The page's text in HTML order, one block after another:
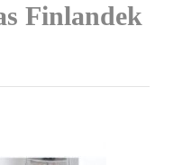
Finlandek